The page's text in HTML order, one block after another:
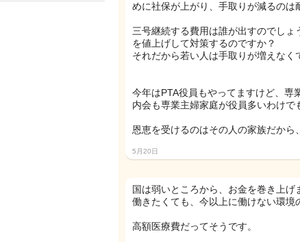
めに社保が上がり、手取りが減るのは
三号継続する費用は誰が出すのでし
を値上げして対策するのですか？
それだから若い人は手取りが増えなく
今年はPTA役員もやってますけど、専
内会も専業主婦家庭が役員多いわけで
恩恵を受けるのはその人の家族だから
5月20日
国は弱いところから、お金を巻き上げ
働きたくても、今以上に働けない環境
高額医療費だってそうです。